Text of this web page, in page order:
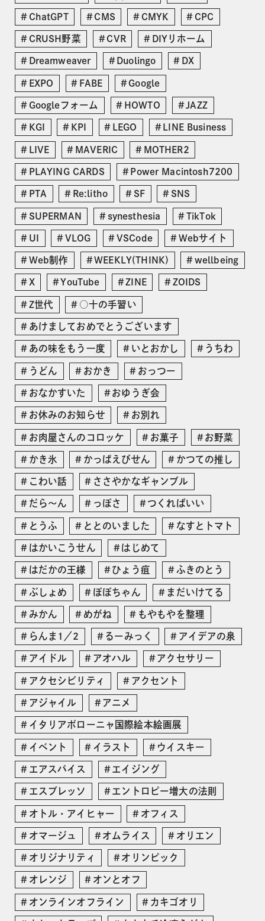
ChatGPT CMS CMYK CPC
CRUSH野菜 CVR DIYリホーム
Dreamweaver Duolingo DX
EXPO FABE Google
Googleフォーム HOWTO JAZZ
KGI KPI LEGO LINE Business
LIVE MAVERIC MOTHER2
PLAYING CARDS Power Macintosh7200
PTA Re:litho SF SNS
SUPERMAN synesthesia TikTok
UI VLOG VSCode Webサイト
Web制作 WEEKLY(THINK) wellbeing
X YouTube ZINE ZOIDS
Z世代 ○十の手習い
あけましておめでとうございます
あの味をもう一度 いとおかし うちわ
うどん おかき おっつー
おなかすいた おゆうぎ会
お休みのお知らせ お別れ
お肉屋さんのコロッケ お菓子 お野菜
かき氷 かっぱえびせん かつての推し
こわい話 ささやかなギャンブル
だら〜ん っぽさ つくればいい
とうふ ととのいました なすとトマト
はかいこうせん はじめて
はだかの王様 ひょう疽 ふきのとう
ぶしょめ ぽぽちゃん まだいけてる
みかん めがね もやもやを整理
らんま1／2 るーみっく アイデアの泉
アイドル アオハル アクセサリー
アクセシビリティ アクセント
アジャイル アニメ
イタリアボローニャ国際絵本絵画展
イベント イラスト ウイスキー
エアスパイス エイジング
エスプレッソ エントロピー増大の法則
オトル・アイヒャー オフィス
オマージュ オムライス オリエン
オリジナリティ オリンピック
オレンジ オンとオフ
オンラインオフライン カキゴオリ